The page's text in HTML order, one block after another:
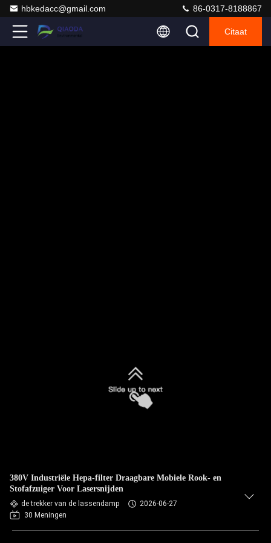
hbkedacc@gmail.com 86-0317-8188867
Citaat
380V Industriële Hepa-filter Draagbare Mobiele Rook- en
Stofafzuiger Voor Lasersnijden
de trekker van de lassendamp
2026-06-27
30 Meningen